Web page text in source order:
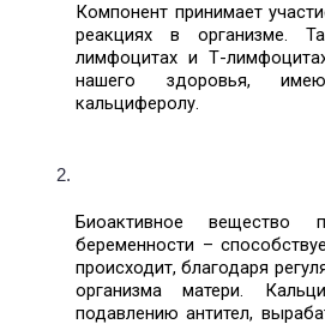
Компонент принимает
реакциях в организме.
лимфоцитах и Т-
нашего здоровья,
кальциферолу.
Биоактивное вещество
беременности –
происходит, благодаря
организма матери.
подавлению антител,